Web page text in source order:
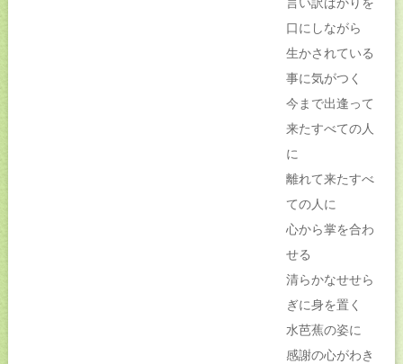
言い訳ばかりを
口にしながら
生かされている
事に気がつく
今まで出逢って
来たすべての人
に
離れて来たすべ
ての人に
心から掌を合わ
せる
清らかなせせら
ぎに身を置く
水芭蕉の姿に
感謝の心がわき